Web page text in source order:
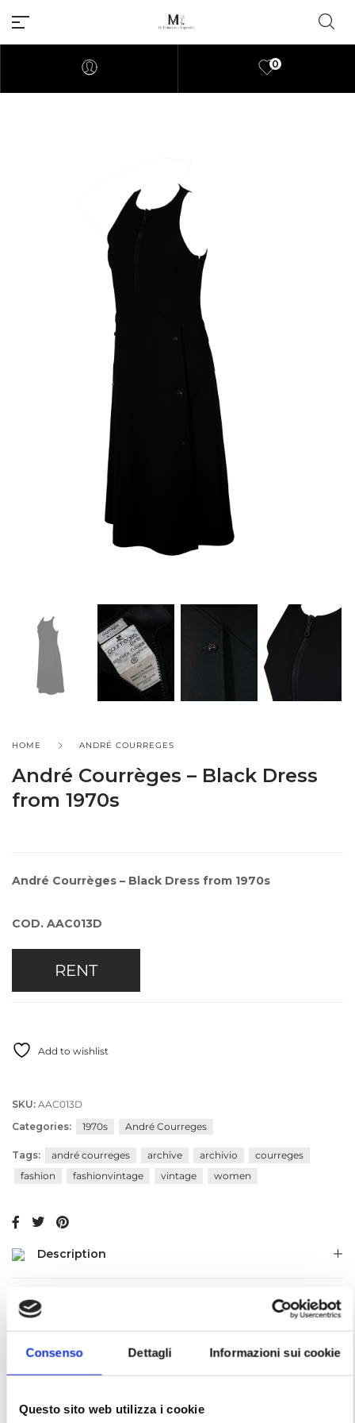
Consenso Dettagli Informazioni sui cookie
Questo sito web utilizza i cookie
design templates, learn
creative skills or even hire
freelancers. With an industry-
leading marketplace paired
with an unlimited subscription
service, Envato helps creatives
like you get projects done
faster.
About Envato
Privacy Policy
0
HOME ANDRÉ COURREGES
André Courrèges – Black Dress
from 1970s
André Courrèges – Black Dress from 1970s
COD. AAC013D
RENT
Add to wishlist
Description
Additional information
SKU: AAC013D
Categories:
1970s André Courreges
Tags: andré courreges archive archivio
courreges
fashion
fashionvintage vintage women
RELATED PRODUCTS